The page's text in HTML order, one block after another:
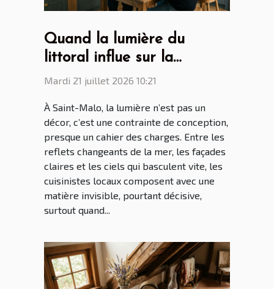
Quand la lumière du
littoral influe sur la
création des cuisines par
Mardi 21 juillet 2026 10:21
À Saint-Malo, la lumière n’est pas un
décor, c’est une contrainte de conception,
presque un cahier des charges. Entre les
reflets changeants de la mer, les façades
claires et les ciels qui basculent vite, les
cuisinistes locaux composent avec une
matière invisible, pourtant décisive,
surtout quand...